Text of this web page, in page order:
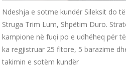
Ndeshja e sotme kundër Sileksit do
Struga Trim Lum, Shpëtim Duro.
kampione në fuqi po e udhëheq për
ka regjistruar 25 fitore, 5 barazime
takimin e sotëm kundër